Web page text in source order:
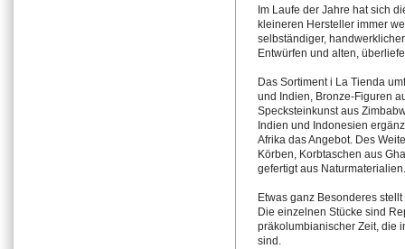
Im Laufe der Jahre hat sich
kleineren Hersteller immer
selbständiger,
Entwürfen und alten,
Das Sortiment i La Tienda
und Indien, Bronze-Figuren
Specksteinkunst aus
Indien und Indonesien
Afrika das Angebot. Des
Körben, Korbtaschen aus
gefertigt aus Naturmaterialien.
Etwas ganz Besonderes
Die einzelnen Stücke sind
präkolumbianischer Zeit, die
sind.